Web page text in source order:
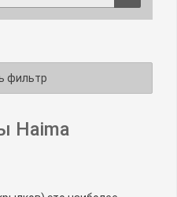
фильтр
Haima